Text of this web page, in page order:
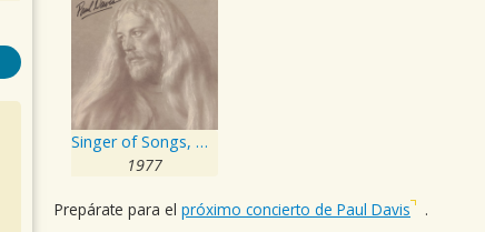
Singer of Songs, Teller of Tales
1977
Prepárate para el próximo concierto de Paul Davis .